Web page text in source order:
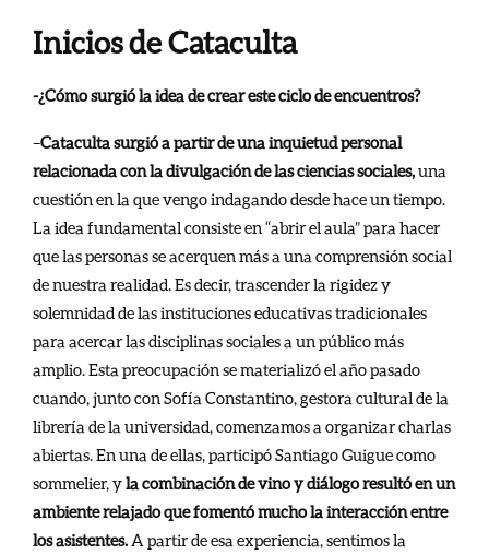
Inicios de Cataculta
-¿Cómo surgió la idea de crear este ciclo de encuentros?
–Cataculta surgió a partir de una inquietud personal
relacionada con la divulgación de las ciencias sociales,una
cuestión en la que vengo indagando desde hace un tiempo.
La idea fundamental consiste en “abrir el aula” para hacer
que las personas se acerquen más a una comprensión social
de nuestra realidad. Es decir, trascender la rigidez y
solemnidad de las instituciones educativas tradicionales
para acercar las disciplinas sociales a un público más
amplio. Esta preocupación se materializó el año pasado
cuando, junto con Sofía Constantino, gestora cultural de la
librería de la universidad, comenzamos a organizar charlas
abiertas. En una de ellas, participó Santiago Guigue como
sommelier, yla combinación de vino y diálogo resultó en un
ambiente relajado que fomentó mucho la interacción entre
los asistentes. A partir de esa experiencia, sentimos la